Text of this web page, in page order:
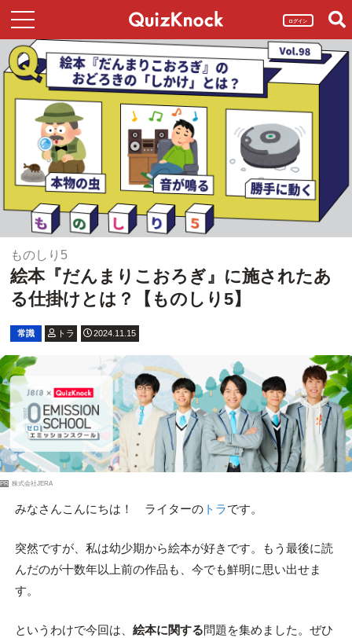
ログイン
ものしり5
絵本『だんまりこおろぎ』に施されたあ
る仕掛けとは？【ものしり5】
常識 トラ 2024.11.15
PR 株式会社JERA
みなさんこんにちは！ ライターのトラです。
突然ですが、私は幼少期から絵本が好きです。もう最後に読
んだのが十数年以上前の作品も、今でも鮮明に思い出せま
す。
というわけで今回は、 絵本に関する問題を集めました。ぜひ